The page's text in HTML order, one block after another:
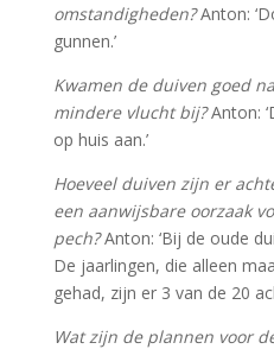
omstandigheden?Anton:
gunnen.’
Kwamen de duiven goed
mindere vlucht bij?Anton:
op huis aan.’
Hoeveel duiven zijn er
een aanwijsbare oorzaak
pech?Anton: ‘Bij de oude
De jaarlingen, die alleen
gehad, zijn er 3 van de 20
Wat zijn de plannen voor